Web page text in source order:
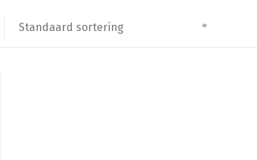
Standaard sortering